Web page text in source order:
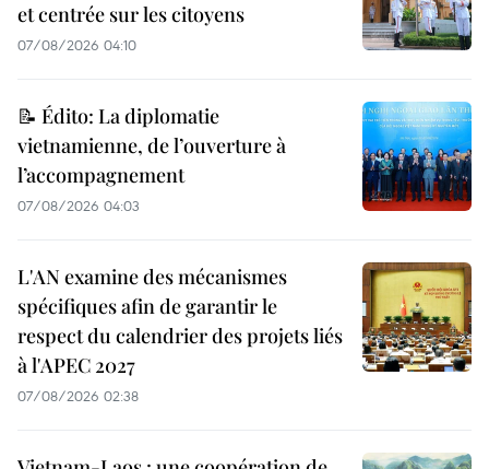
et centrée sur les citoyens
07/08/2026 04:10
📝 Édito: La diplomatie
vietnamienne, de l’ouverture à
l’accompagnement
07/08/2026 04:03
L'AN examine des mécanismes
spécifiques afin de garantir le
respect du calendrier des projets liés
à l'APEC 2027
07/08/2026 02:38